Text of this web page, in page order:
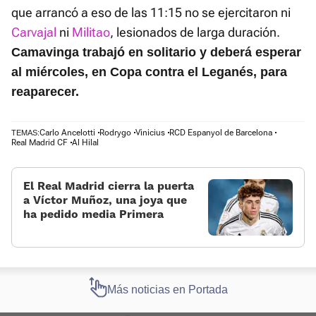
que arrancó a eso de las 11:15 no se ejercitaron ni
Carvajal ni Militao, lesionados de larga duración.
Camavinga trabajó en solitario y deberá esperar
al miércoles, en Copa contra el Leganés, para
reaparecer.
TEMAS:Carlo Ancelotti Rodrygo Vinicius RCD Espanyol de Barcelona
Real Madrid CF Al Hilal
El Real Madrid cierra la puerta
a Víctor Muñoz, una joya que
ha pedido media Primera
Más noticias en Portada